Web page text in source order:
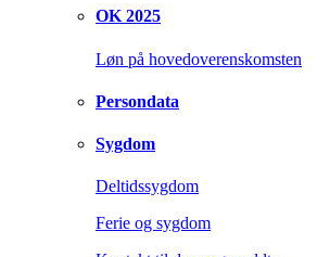
OK 2025
Løn på hovedoverenskomsten
Persondata
Sygdom
Deltidssygdom
Ferie og sygdom